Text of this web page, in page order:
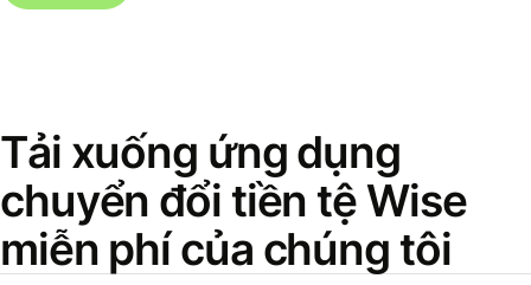
Tải xuống ứng dụng
chuyển đổi tiền tệ Wise
miễn phí của chúng tôi